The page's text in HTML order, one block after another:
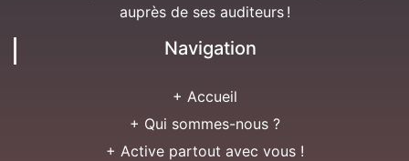
auprès de ses auditeurs !
Navigation
+ Accueil
+ Qui sommes-nous ?
+ Active partout avec vous !